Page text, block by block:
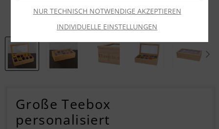
Große Teebox
personalisiert
INDIVIDUELLE EINSTELLUNGEN
NUR TECHNISCH NOTWENDIGE AKZEPTIEREN